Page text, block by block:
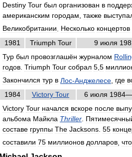
Destiny Tour был организован в
американским городам также
Великобритании
Несколько концертов
1981
Triumph Tour 9 июля
Тур был провозглашён журналом
годов Triumph Tour собрал 5 5
Закончился тур в Лос-Анджелесе где
1984
Victory Tour 6 июля 1984—
Victory Tour начался вскоре после
альбома Майкла Thriller
составе группы The Jacksons 55
составили 75 миллионов долларов что